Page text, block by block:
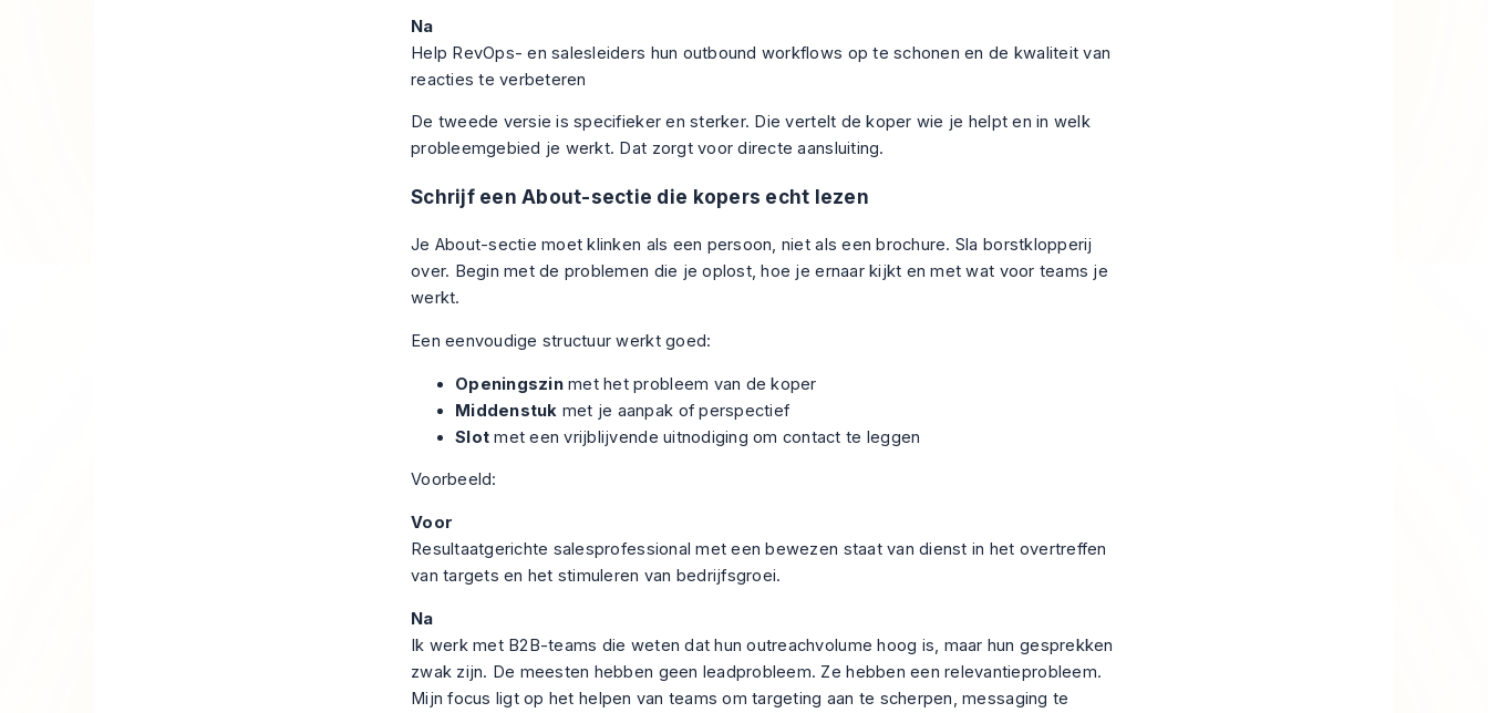
Na
Help RevOps- en salesleiders hun outbound workflows op te schonen en de kwaliteit van
reacties te verbeteren
De tweede versie is specifieker en sterker. Die vertelt de koper wie je helpt en in welk
probleemgebied je werkt. Dat zorgt voor directe aansluiting.
Schrijf een About-sectie die kopers echt lezen
Je About-sectie moet klinken als een persoon, niet als een brochure. Sla borstklopperij
over. Begin met de problemen die je oplost, hoe je ernaar kijkt en met wat voor teams je
werkt.
Een eenvoudige structuur werkt goed:
Openingszinmet het probleem van de koper
Middenstuk met je aanpak of perspectief
Slot met een vrijblijvende uitnodiging om contact te leggen
Voorbeeld:
Voor
Resultaatgerichte salesprofessional met een bewezen staat van dienst in het overtreffen
van targets en het stimuleren van bedrijfsgroei.
Na
Ik werk met B2B-teams die weten dat hun outreachvolume hoog is, maar hun gesprekken
zwak zijn. De meesten hebben geen leadprobleem. Ze hebben een relevantieprobleem.
Mijn focus ligt op het helpen van teams om targeting aan te scherpen, messaging te